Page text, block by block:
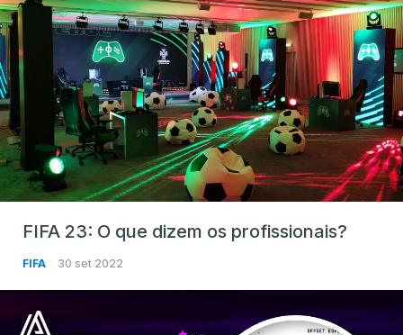
FIFA 23: O que dizem os profissionais?
FIFA 30 set 2022